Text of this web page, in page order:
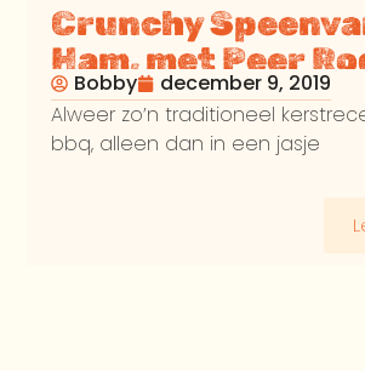
Crunchy
Ham, met Peer
Wijnsaus – Kerst
Recept
Bobby
december 9, 2019
Alweer zo’n traditioneel
bbq, alleen dan in een jasje